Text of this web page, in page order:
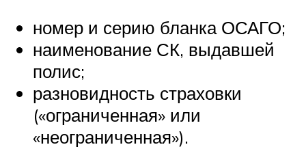
номер и серию бланка ОСАГО;
наименование СК, выдавшей
полис;
разновидность страховки
(«ограниченная» или
«неограниченная»).